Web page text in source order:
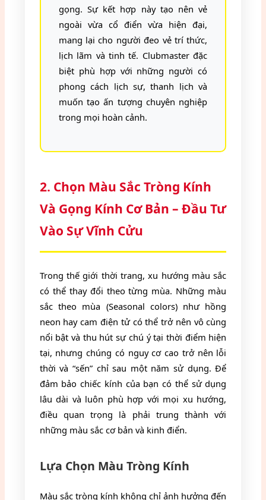
gọng. Sự kết hợp này tạo nên vẻ
ngoài vừa cổ điển vừa hiện đại,
mang lại cho người đeo vẻ trí thức,
lịch lãm và tinh tế. Clubmaster đặc
biệt phù hợp với những người có
phong cách lịch sự, thanh lịch và
muốn tạo ấn tượng chuyên nghiệp
trong mọi hoàn cảnh.
2. Chọn Màu Sắc Tròng Kính
Và Gọng Kính Cơ Bản – Đầu Tư
Vào Sự Vĩnh Cửu
Trong thế giới thời trang, xu hướng màu sắc
có thể thay đổi theo từng mùa. Những màu
sắc theo mùa (Seasonal colors) như hồng
neon hay cam điện tử có thể trở nên vô cùng
nổi bật và thu hút sự chú ý tại thời điểm hiện
tại, nhưng chúng có nguy cơ cao trở nên lỗi
thời và “sến” chỉ sau một năm sử dụng. Để
đảm bảo chiếc kính của bạn có thể sử dụng
lâu dài và luôn phù hợp với mọi xu hướng,
điều quan trọng là phải trung thành với
những màu sắc cơ bản và kinh điển.
Lựa Chọn Màu Tròng Kính
Màu sắc tròng kính không chỉ ảnh hưởng đến